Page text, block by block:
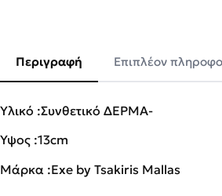
Περιγραφή Επιπλέον
Υλικό :Συνθετικό ΔΕΡΜΑ-
Ύψος :13cm
Μάρκα :Exe by Tsakiris Mallas